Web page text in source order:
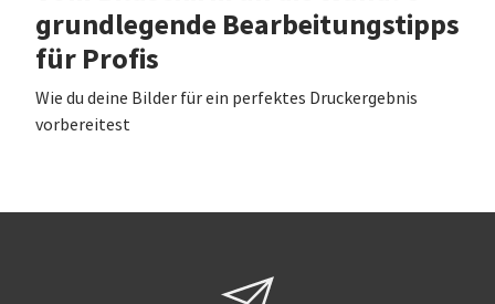
grundlegende Bearbeitungstipps
für Profis
Wie du deine Bilder für ein perfektes Druckergebnis
vorbereitest